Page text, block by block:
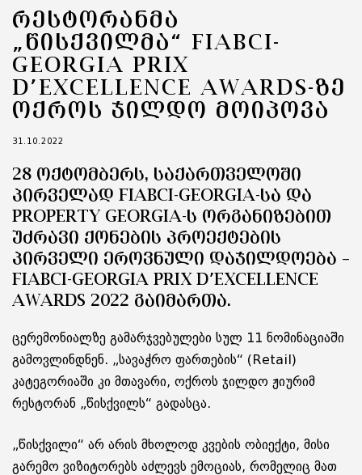
ᲠᲔᲡᲢᲝᲠᲐᲜᲛᲐ
„ᲬᲘᲡᲥᲕᲘᲚᲛᲐ“ FIABCI-
GEORGIA PRIX
D’EXCELLENCE AWARDS-ᲖᲔ
ᲝᲥᲠᲝᲡ ᲯᲘᲚᲓᲝ ᲛᲝᲘᲞᲝᲕᲐ
31.10.2022
28 ᲝᲥᲢᲝᲛᲑᲔᲠᲡ, ᲡᲐᲥᲐᲠᲗᲕᲔᲚᲝᲨᲘ
ᲞᲘᲠᲕᲔᲚᲐᲓ FIABCI-GEORGIA-ᲡᲐ ᲓᲐ
PROPERTY GEORGIA-Ს ᲝᲠᲒᲐᲜᲘᲖᲔᲑᲘᲗ
ᲣᲫᲠᲐᲕᲘ ᲥᲝᲜᲔᲑᲘᲡ ᲞᲠᲝᲔᲥᲢᲔᲑᲘᲡ
ᲞᲘᲠᲕᲔᲚᲘ ᲔᲠᲝᲕᲜᲣᲚᲘ ᲓᲐᲯᲘᲚᲓᲝᲔᲑᲐ –
FIABCI-GEORGIA PRIX D’EXCELLENCE
AWARDS 2022 ᲒᲐᲘᲛᲐᲠᲗᲐ.
ცერემონიალზე გამარჯვებულები სულ 11 ნომინაციაში
გამოვლინდნენ. „სავაჭრო ფართების“ (Retail)
კატეგორიაში კი მთავარი, ოქროს ჯილდო ჟიურიმ
რესტორან „წისქვილს“ გადასცა.
„წისქვილი“ არ არის მხოლოდ კვების ობიექტი, მისი
გარემო ვიზიტორებს აძლევს ემოციას, რომელიც მათ